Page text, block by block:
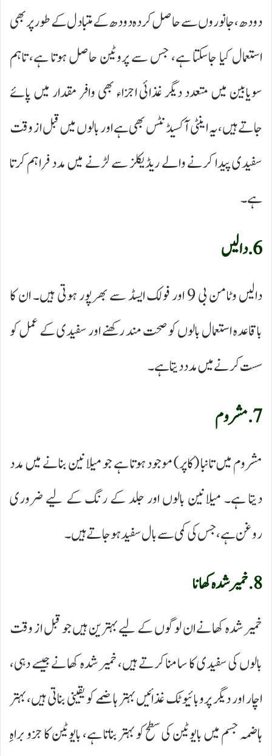
دودھ، جانوروں سے حاصل کردہ دودھ کے متبادل کے طور پر بھی
استعمال کیا جاسکتا ہے، جس سے پروٹین حاصل ہوتا ہے، تاہم
سویابین میں متعدد دیگر غذائی اجزاء بھی وافر مقدار میں پائے
جاتے ہیں، یہ اینٹی آکسیڈنٹس بھی ہے اور بالوں میں قبل از وقت
سفیدی پیدا کرنے والے ریڈیکلز سے لڑنے میں مدد فراہم کرتا
ہے۔
6. دالیں
دالیں وٹامن بی 9 اور فولک ایسڈ سے بھرپور ہوتی ہیں۔ ان کا
باقاعدہ استعمال بالوں کو صحت مند رکھنے اور سفیدی کے عمل کو
سست کرنے میں مدد دیتا ہے۔
7. مشروم
مشروم میں تانبا (کاپر) موجود ہوتا ہے جو میلانین بنانے میں مدد
دیتا ہے۔ میلانین بالوں اور جلد کے رنگ کے لیے ضروری
روغن ہے، جس کی کمی سے بال سفید ہو جاتے ہیں۔
8. خمیر شدہ کھانا
خمیر شدہ کھانے ان لوگوں کے لیے بہترین ہیں جو قبل از وقت
بالوں کی سفیدی کا سامنا کرتے ہیں، خمیر شدہ کھانے جیسے دہی،
اچار اور دیگر پروبائیوٹک غذائیں بہتر ہاضمے کو یقینی بناتی ہیں، بہتر
ہاضمہ جسم میں بایوٹین کی سطح کو بہتر بناتا ہے، بایوٹین کا جزو براہِ